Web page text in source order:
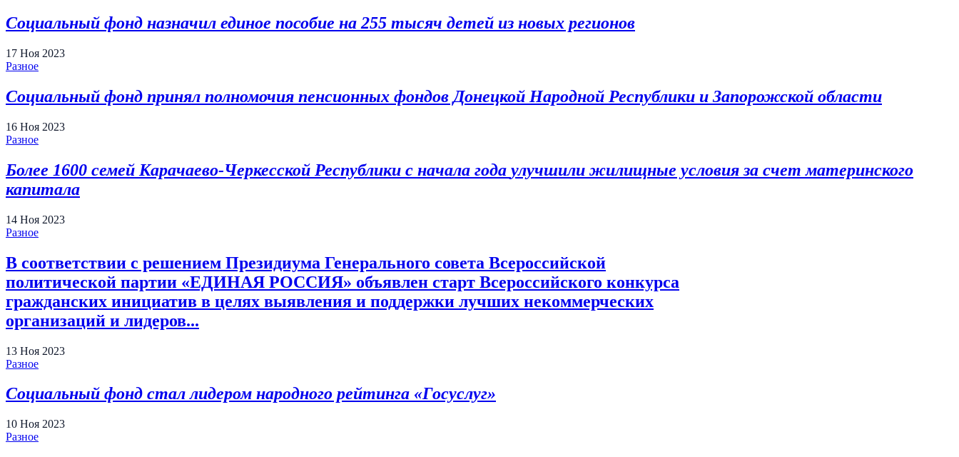
Социальный фонд назначил единое пособие на 255 тысяч детей из новых регионов
17 Ноя 2023
Разное
Социальный фонд принял полномочия пенсионных фондов Донецкой Народной Республики и Запорожской области
16 Ноя 2023
Разное
Более 1600 семей Карачаево-Черкесской Республики с начала года улучшили жилищные условия за счет материнского
капитала
14 Ноя 2023
Разное
В соответствии с решением Президиума Генерального совета Всероссийской
политической партии «ЕДИНАЯ РОССИЯ» объявлен старт Всероссийского конкурса
гражданских инициатив в целях выявления и поддержки лучших некоммерческих
организаций и лидеров...
13 Ноя 2023
Разное
Социальный фонд стал лидером народного рейтинга «Госуслуг»
10 Ноя 2023
Разное